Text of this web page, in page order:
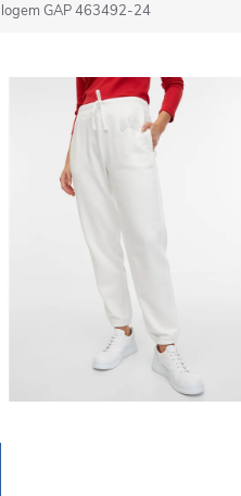
GAP 463492-24